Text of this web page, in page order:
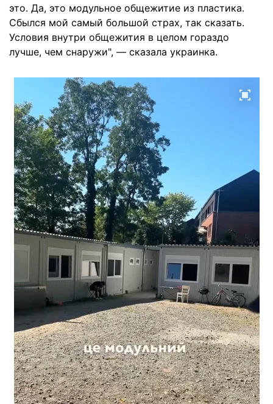
это. Да, это модульное общежитие из пластика.
Сбылся мой самый большой страх, так сказать.
Условия внутри общежития в целом гораздо
лучше, чем снаружи", — сказала украинка.